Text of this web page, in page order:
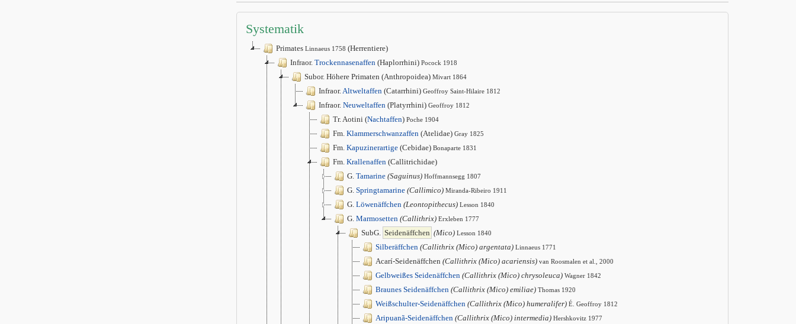
Systematik
Primates Linnaeus 1758 (Herrentiere)
Infraor. Trockennasenaffen (Haplorrhini) Pocock 1918
Subor. Höhere Primaten (Anthropoidea) Mivart 1864
Infraor.Altweltaffen (Catarrhini) Geoffroy Saint-Hilaire 1812
Infraor. Neuweltaffen (Platyrrhini) Geoffroy 1812
Tr. Aotini (Nachtaffen) Poche 1904
Fm. Klammerschwanzaffen (Atelidae) Gray 1825
Fm. Kapuzinerartige (Cebidae) Bonaparte 1831
Fm. Krallenaffen (Callitrichidae)
G. Tamarine (Saguinus) Hoffmannsegg 1807
G. Springtamarine (Callimico) Miranda-Ribeiro 1911
G. Löwenäffchen (Leontopithecus) Lesson 1840
G. Marmosetten (Callithrix) Erxleben 1777
SubG. Seidenäffchen (Mico) Lesson 1840
Silberäffchen (Callithrix (Mico) argentata) Linnaeus 1771
Acarí-Seidenäffchen (Callithrix (Mico) acariensis) van Roosmalen et al., 2000
Gelbweißes Seidenäffchen (Callithrix (Mico) chrysoleuca) Wagner 1842
Braunes Seidenäffchen (Callithrix (Mico) emiliae) Thomas 1920
Weißschulter-Seidenäffchen (Callithrix (Mico) humeralifer) É. Geoffroy 1812
Aripuanã-Seidenäffchen (Callithrix (Mico) intermedia) Hershkovitz 1977